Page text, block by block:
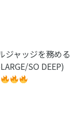
ジャッジを務める
SO DEEP)